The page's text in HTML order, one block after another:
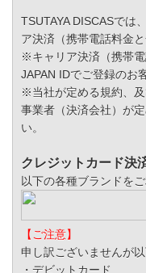
TSUTAYA DISCASでは
ア決済（携帯電話料金
※キャリア決済（携帯
JAPAN IDでご登録のお
※当社が定める規約、
事業者（決済会社）が
い。
クレジットカード決
以下の各種ブランドを
【ご注意】
申し訳ございませんが
・デビットカード